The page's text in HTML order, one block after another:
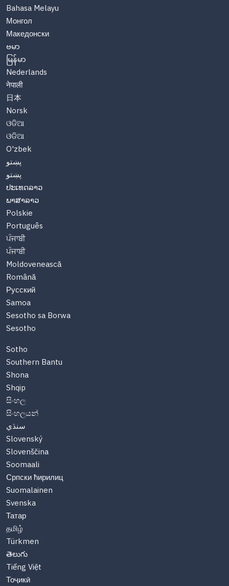
Bahasa Melayu
Монгол
Македонски
ဗမာ
မြန်မာ
Nederlands
नेपाली
日本
Norsk
ଓଡିଆ
ଓଡିଆ
O'zbek
پښتو
پښتو
ປະເທດລາວ
ພາສາລາວ
Polskie
Português
ਪੰਜਾਬੀ
ਪੰਜਾਬੀ
Moldovenească
Română
Русский
Samoa
Sesotho sa Borwa
Sesotho
Sotho
Southern Bantu
Shona
Shqip
සිංහල
සිංහලයන්
سنڌي
Slovenský
Slovenščina
Soomaali
Српски ћирилиц
Suomalainen
Svenska
Татар
தமிழ்
Türkmen
తెలుగు
Tiếng Việt
Тоҷикӣ